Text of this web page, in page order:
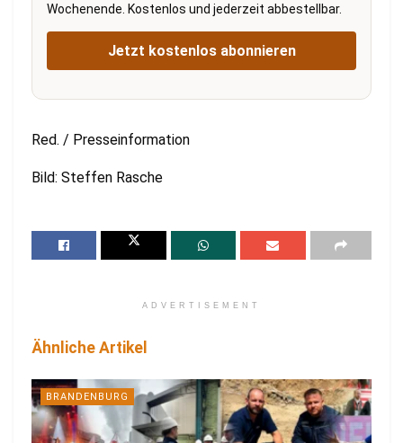
Wochenende. Kostenlos und jederzeit abbestellbar.
Jetzt kostenlos abonnieren
Red. / Presseinformation
Bild: Steffen Rasche
ADVERTISEMENT
Ähnliche Artikel
BRANDENBURG